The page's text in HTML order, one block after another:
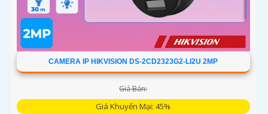
CAMERA IP HIKVISION DS-2CD2323G2-LI2U 2MP
Giá Bán:
Giá Khuyến Mại: 45%